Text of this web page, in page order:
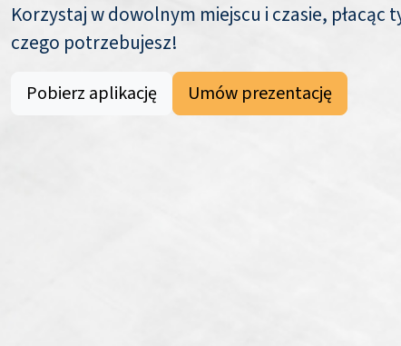
Korzystaj w dowolnym miejscu i czasie, płacąc
czego potrzebujesz!
Pobierz aplikację Umów prezentację